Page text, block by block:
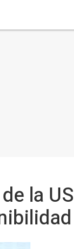
la